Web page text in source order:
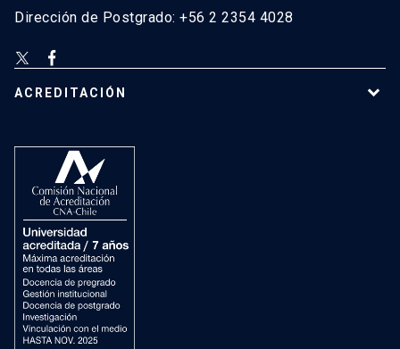
Dirección de Postgrado: +56 2 2354 4028
ACREDITACIÓN